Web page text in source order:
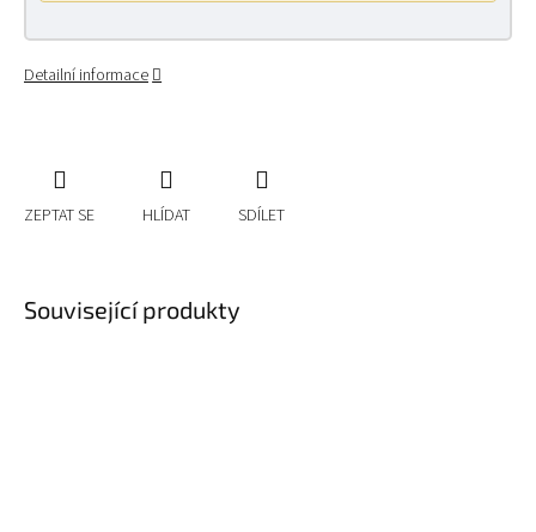
Detailní informace
ZEPTAT SE HLÍDAT SDÍLET
Související produkty